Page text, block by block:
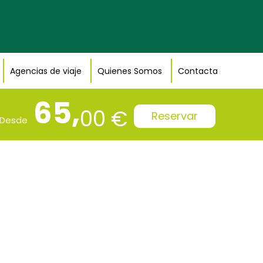
Agencias de viaje Quienes Somos Contacta
Desde 65,00 € Reservar